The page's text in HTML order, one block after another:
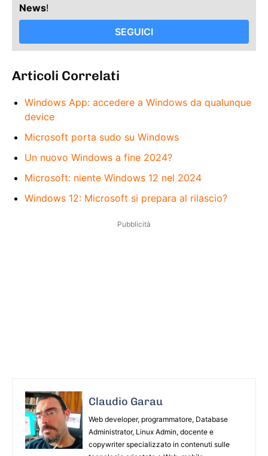
News!
SEGUICI
Articoli Correlati
Windows App: accedere a Windows da qualunque
device
Microsoft porta sudo su Windows
Un nuovo Windows a fine 2024?
Microsoft: niente Windows 12 nel 2024
Windows 12: Microsoft si prepara al rilascio?
Pubblicità
Claudio Garau
Web developer, programmatore, Database
Administrator, Linux Admin, docente e
copywriter specializzato in contenuti sulle